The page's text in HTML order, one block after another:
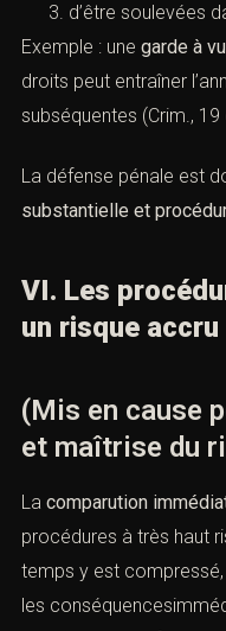
d’être soulevées
Exemple : une garde à
droits peut entraîner
subséquentes (Crim.,
La défense pénale est
substantielle et
VI. Les
un risque accru
(Mis en cause
et maîtrise du
La comparution
procédures à très haut
temps y est
les